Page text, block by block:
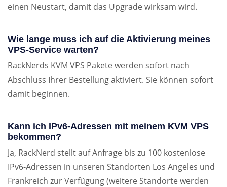
einen Neustart, damit das Upgrade wirksam wird.
Wie lange muss ich auf die Aktivierung meines
VPS-Service warten?
RackNerds KVM VPS Pakete werden sofort nach
Abschluss Ihrer Bestellung aktiviert. Sie können sofort
damit beginnen.
Kann ich IPv6-Adressen mit meinem KVM VPS
bekommen?
Ja, RackNerd stellt auf Anfrage bis zu 100 kostenlose
IPv6-Adressen in unseren Standorten Los Angeles und
Frankreich zur Verfügung (weitere Standorte werden